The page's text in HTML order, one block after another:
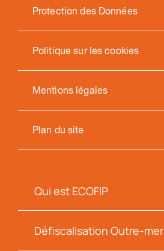
Protection des Données
Politique sur les cookies
Mentions légales
Plan du site
Qui est ECOFIP
Défiscalisation Outre-mer